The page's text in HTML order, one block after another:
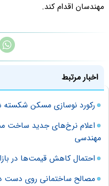
مهندسان اقدام کند.
اخبار مرتبط
رکورد نوسازی مسکن شکسته
اعلام نرخ‌های جدید ساخت
مهندسی
احتمال کاهش قیمت‌ها در
مصالح ساختمانی روی دست